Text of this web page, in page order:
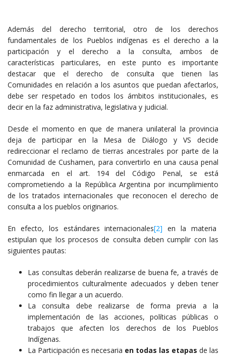
Además del derecho territorial, otro de los derechos
fundamentales de los Pueblos indígenas es el derecho a la
participación y el derecho a la consulta, ambos de
características particulares, en este punto es importante
destacar que el derecho de consulta que tienen las
Comunidades en relación a los asuntos que puedan afectarlos,
debe ser respetado en todos los ámbitos institucionales, es
decir en la faz administrativa, legislativa y judicial.
Desde el momento en que de manera unilateral la provincia
deja de participar en la Mesa de Diálogo y VS decide
redireccionar el reclamo de tierras ancestrales por parte de la
Comunidad de Cushamen, para convertirlo en una causa penal
enmarcada en el art. 194 del Código Penal, se está
comprometiendo a la República Argentina por incumplimiento
de los tratados internacionales que reconocen el derecho de
consulta a los pueblos originarios.
En efecto, los estándares internacionales[2] en la materia
estipulan que los procesos de consulta deben cumplir con las
siguientes pautas:
Las consultas deberán realizarse de buena fe, a través de
procedimientos culturalmente adecuados y deben tener
como fin llegar a un acuerdo.
La consulta debe realizarse de forma previa a la
implementación de las acciones, políticas públicas o
trabajos que afecten los derechos de los Pueblos
Indígenas.
La Participación es necesaria en todas las etapas de las